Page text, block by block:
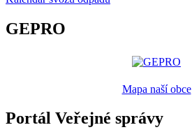
GEPRO
Mapa naší obce
Portál Veřejné správy